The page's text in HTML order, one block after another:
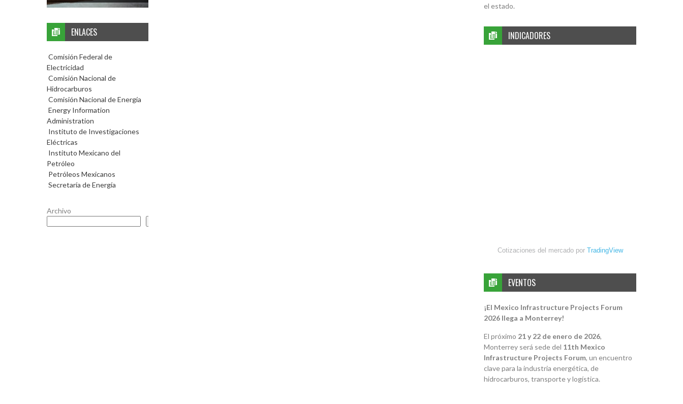
el estado.
INDICADORES
Cotizaciones del mercado por TradingView
EVENTOS
¡El Mexico Infrastructure Projects Forum
2026 llega a Monterrey!
El próximo 21 y 22 de enero de 2026,
Monterrey será sede del 11th Mexico
Infrastructure Projects Forum, un encuentro
clave para la industria energética, de
hidrocarburos, transporte y logística.
ENLACES
Comisión Federal de
Electricidad
Comisión Nacional de
Hidrocarburos
Comisión Nacional de Energía
Energy Information
Administration
Instituto de Investigaciones
Eléctricas
Instituto Mexicano del
Petróleo
Petróleos Mexicanos
Secretaría de Energía
Archivo